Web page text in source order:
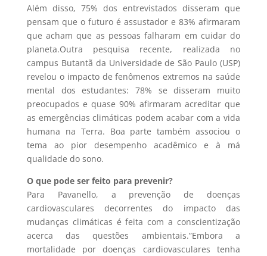
Além disso, 75% dos entrevistados disseram que
pensam que o futuro é assustador e 83% afirmaram
que acham que as pessoas falharam em cuidar do
planeta.Outra pesquisa recente, realizada no
campus Butantã da Universidade de São Paulo (USP)
revelou o impacto de fenômenos extremos na saúde
mental dos estudantes: 78% se disseram muito
preocupados e quase 90% afirmaram acreditar que
as emergências climáticas podem acabar com a vida
humana na Terra. Boa parte também associou o
tema ao pior desempenho acadêmico e à má
qualidade do sono.
O que pode ser feito para prevenir?
Para Pavanello, a prevenção de doenças
cardiovasculares decorrentes do impacto das
mudanças climáticas é feita com a conscientização
acerca das questões ambientais.”Embora a
mortalidade por doenças cardiovasculares tenha